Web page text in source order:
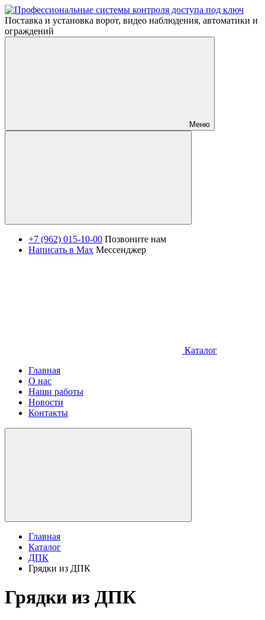
Поставка и установка ворот, видео наблюдения, автоматики и
ограждений
Меню
+7 (962) 015-10-00 Позвоните нам
Написать в Max Мессенджер
Каталог
Главная
О нас
Наши работы
Новости
Контакты
Главная
Каталог
ДПК
Грядки из ДПК
Грядки из ДПК